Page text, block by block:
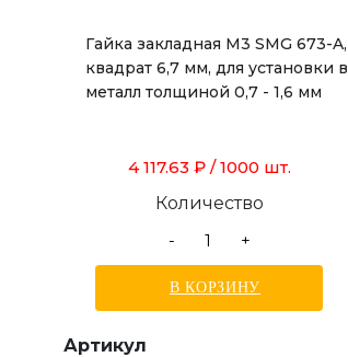
Гайка закладная М3 SMG 673-A,
квадрат 6,7 мм, для установки в
металл толщиной 0,7 - 1,6 мм
4 117.63 ₽ / 1000 шт.
Количество
-
+
В КОРЗИНУ
Артикул